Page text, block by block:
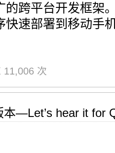
的跨平台开发框架
快速部署到移动手
11,006 次
本—Let’s hear it for